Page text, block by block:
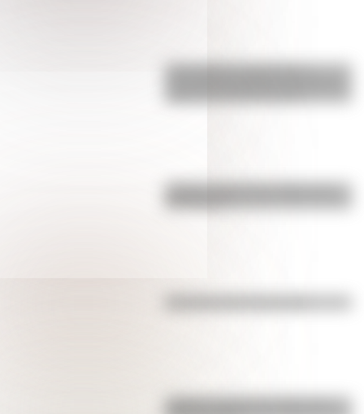
17 de agosto: actividades y
¿Sabías cómo fue la infancia de
¿Sabías cuál fue la mascota de